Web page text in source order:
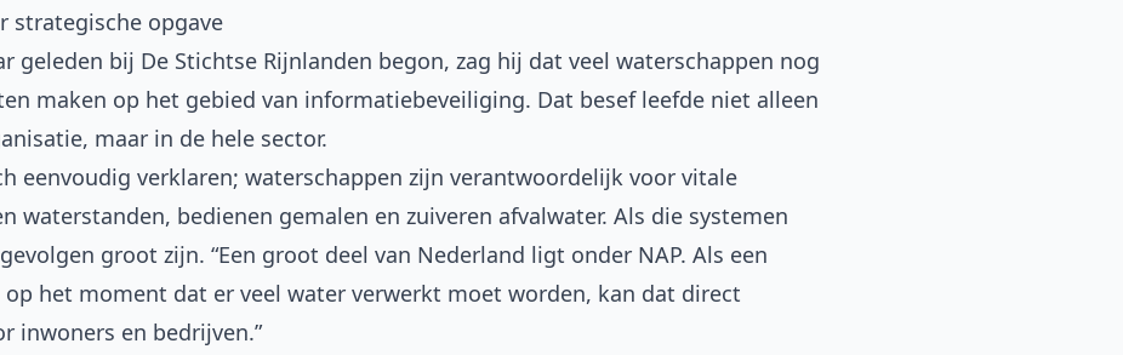
strategische opgave
geleden bij De Stichtse Rijnlanden begon, zag hij dat veel waterschappen nog
maken op het gebied van informatiebeveiliging. Dat besef leefde niet alleen
maar in de hele sector.
eenvoudig verklaren; waterschappen zijn verantwoordelijk voor vitale
waterstanden, bedienen gemalen en zuiveren afvalwater. Als die systemen
groot zijn. “Een groot deel van Nederland ligt onder NAP. Als een
het moment dat er veel water verwerkt moet worden, kan dat direct
inwoners en bedrijven.”